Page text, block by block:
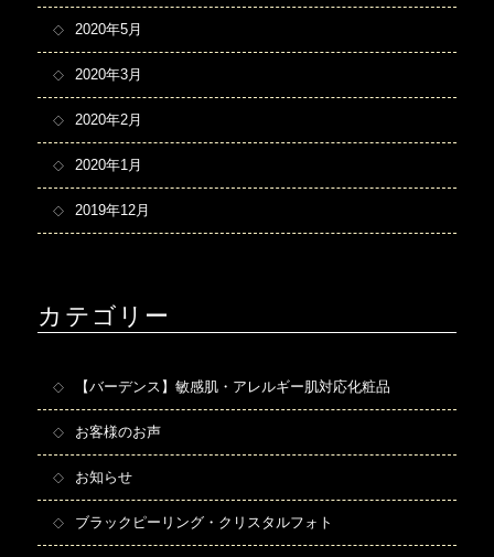
2020年5月
2020年3月
2020年2月
2020年1月
2019年12月
カテゴリー
【バーデンス】敏感肌・アレルギー肌対応化粧品
お客様のお声
お知らせ
ブラックピーリング・クリスタルフォト